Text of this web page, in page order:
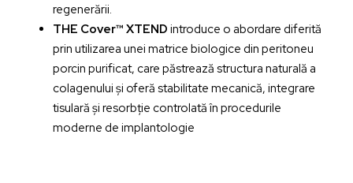
regenerării.
THE Cover™ XTEND introduce o abordare diferită
prin utilizarea unei matrice biologice din peritoneu
porcin purificat, care păstrează structura naturală a
colagenului și oferă stabilitate mecanică, integrare
tisulară și resorbție controlată în procedurile
moderne de implantologie